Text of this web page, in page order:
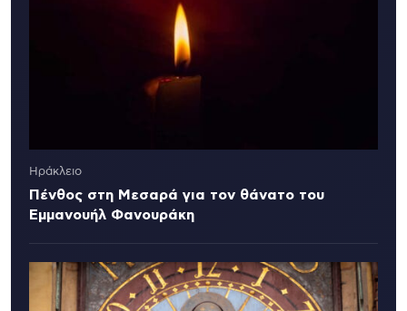
Ηράκλειο
Πένθος στη Μεσαρά για τον θάνατο του
Εμμανουήλ Φανουράκη